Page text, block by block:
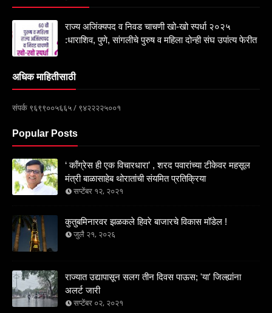
राज्य अजिंक्यपद व निवड चाचणी खो-खो स्पर्धा २०२५
:धाराशिव, पुणे, सांगलीचे पुरुष व महिला दोन्ही संघ उपांत्य फेरीत
अधिक माहितीसाठी
संपर्क ९६९९००५६६५ / ९४२२२२५००१
Popular Posts
‘ काँग्रेस ही एक विचारधारा’ , शरद पवारांच्या टीकेवर महसूल
मंत्री बाळासाहेब थोरातांची संयमित प्रतिक्रिया
सप्टेंबर १२, २०२१
कुतुबमिनारवर झळकले हिवरे बाजारचे विकास मॉडेल !
जुलै २१, २०२६
राज्यात उद्यापासून सलग तीन दिवस पाऊस; 'या' जिल्ह्यांना
अलर्ट जारी
सप्टेंबर ०२, २०२१